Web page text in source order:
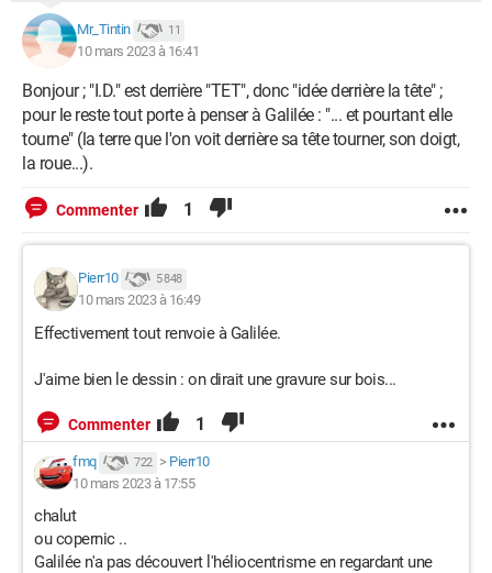
Mr_Tintin 11
10 mars 2023 à 16:41
Bonjour ; "I.D." est derrière "TET", donc "idée derrière la tête" ;
pour le reste tout porte à penser à Galilée : "... et pourtant elle
tourne" (la terre que l'on voit derrière sa tête tourner, son doigt,
la roue...).
Commenter 1
Pierr10 5 848
10 mars 2023 à 16:49
Effectivement tout renvoie à Galilée.
J'aime bien le dessin : on dirait une gravure sur bois...
Commenter 1
fmq 722 > Pierr10
10 mars 2023 à 17:55
chalut
ou copernic ..
Galilée n'a pas découvert l'héliocentrisme en regardant une